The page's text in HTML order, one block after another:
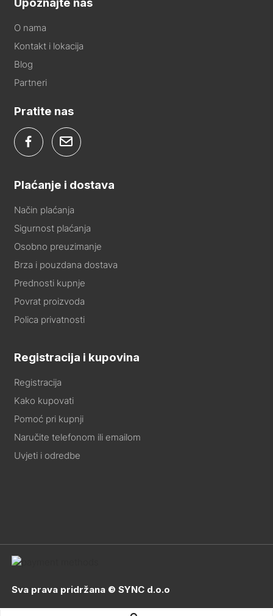
Upoznajte nas
O nama
Kontakt i lokacija
Blog
Partneri
Pratite nas
Plaćanje i dostava
Način plaćanja
Sigurnost plaćanja
Osobno preuzimanje
Brza i pouzdana dostava
Prednosti kupnje
Povrat proizvoda
Polica privatnosti
Registracija i kupovina
Registracija
Kako kupovati
Pomoć pri kupnji
Naručite telefonom ili emailom
Uvjeti i odredbe
Sva prava pridržana © SYNC d.o.o